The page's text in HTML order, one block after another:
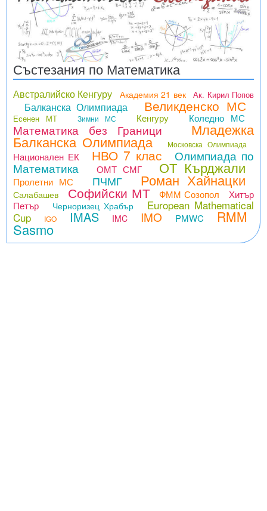
Състезания по Математика
Австралийско Кенгуру Академия 21 век Ак. Кирил Попов
Балканска Олимпиада Великденско МС
Есенен МТ Зимни МС Кенгуру Коледно МС
Математика без Граници Младежка
Балканска Олимпиада Московска Олимпиада
Национален ЕК НВО 7 клас Олимпиада по
Математика ОМТ СМГ ОТ Кърджали
Пролетни МС ПЧМГ Роман Хайнацки
Салабашев Софийски МТ ФММ Созопол
Хитър
Петър
Черноризец Храбър
European Mathematical
Cup
IGO IMAS IMC IMO PMWC RMM
Sasmo